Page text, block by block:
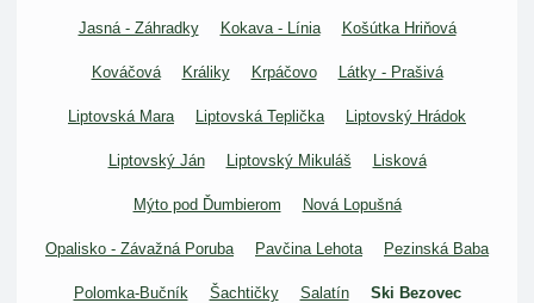
Jasná - Záhradky Kokava - Línia Košútka Hriňová
Kováčová Králiky Krpáčovo Látky - Prašivá
Liptovská Mara Liptovská Teplička Liptovský Hrádok
Liptovský Ján Liptovský Mikuláš Lisková
Mýto pod Ďumbierom Nová Lopušná
Opalisko - Závažná Poruba Pavčina Lehota Pezinská Baba
Polomka-Bučník Šachtičky Salatín Ski Bezovec